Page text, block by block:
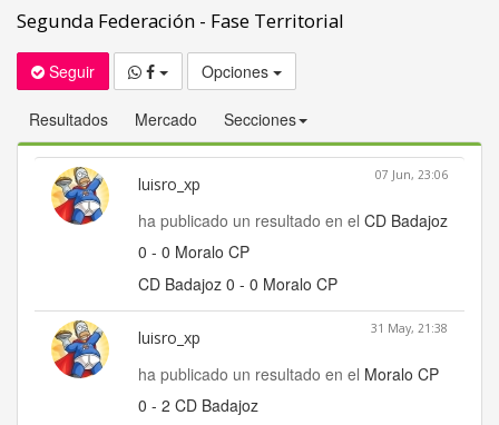
Segunda Federación - Fase Territorial
Seguir Opciones
Resultados Mercado Secciones
luisro_xp 07 Jun, 23:06
ha publicado un resultado en el CD Badajoz
0 - 0 Moralo CP
CD Badajoz 0 - 0 Moralo CP
luisro_xp 31 May, 21:38
ha publicado un resultado en el Moralo CP
0 - 2 CD Badajoz